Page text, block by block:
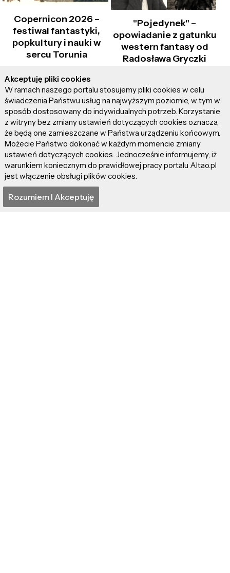
Copernicon 2026 –
festiwal fantastyki,
popkultury i nauki w
sercu Torunia
"Pojedynek" –
opowiadanie z gatunku
western fantasy od
Radosława Gryczki
"James" – niewolnik,
który chciał być
Człowiekiem!
DARUJ SOBIE i
posłuchaj
najnowszego singla
Akceptuję pliki cookies
W ramach naszego portalu stosujemy pliki cookies w celu
świadczenia Państwu usług na najwyższym poziomie, w tym w
sposób dostosowany do indywidualnych potrzeb. Korzystanie
z witryny bez zmiany ustawień dotyczących cookies oznacza,
że będą one zamieszczane w Państwa urządzeniu końcowym.
Możecie Państwo dokonać w każdym momencie zmiany
ustawień dotyczących cookies. Jednocześnie informujemy, iż
warunkiem koniecznym do prawidłowej pracy portalu Altao.pl
jest włączenie obsługi plików cookies.
Rozumiem I Akceptuję